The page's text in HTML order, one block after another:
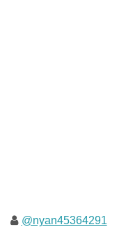
@nyan45364291